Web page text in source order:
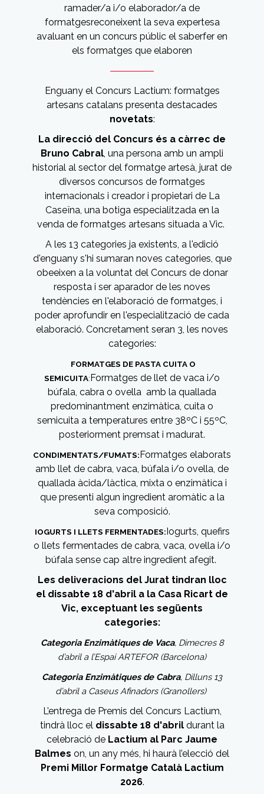
ramader/a i/o elaborador/a de
formatgesreconeixent la seva expertesa
avaluant en un concurs públic el saberfer en
els formatges que elaboren
Enguany el Concurs Lactium: formatges
artesans catalans presenta destacades
novetats:
La direcció del Concurs és a càrrec de
Bruno Cabral, una persona amb un ampli
historial al sector del formatge artesà, jurat de
diversos concursos de formatges
internacionals i creador i propietari de La
Caseïna, una botiga especialitzada en la
venda de formatges artesans situada a Vic.
A les 13 categories ja existents, a l'edició
d'enguany s'hi sumaran noves categories, que
obeeixen a la voluntat del Concurs de donar
resposta i ser aparador de les noves
tendències en l'elaboració de formatges, i
poder aprofundir en l'especialització de cada
elaboració. Concretament seran 3, les noves
categories:
FORMATGES DE PASTA CUITA O
SEMICUITA:Formatges de llet de vaca i/o
búfala, cabra o ovella amb la quallada
predominantment enzimàtica, cuita o
semicuita a temperatures entre 38ºC i 55ºC,
posteriorment premsat i madurat.
CONDIMENTATS/FUMATS:Formatges elaborats
amb llet de cabra, vaca, búfala i/o ovella, de
quallada àcida/làctica, mixta o enzimàtica i
que presenti algun ingredient aromàtic a la
seva composició.
IOGURTS I LLETS FERMENTADES:Iogurts, quefirs
o llets fermentades de cabra, vaca, ovella i/o
búfala sense cap altre ingredient afegit.
Les deliveracions del Jurat tindran lloc
el dissabte 18 d'abril a la Casa Ricart de
Vic, exceptuant les següents
categories:
Categoria Enzimàtiques de Vaca, Dimecres 8
d’abril a l’Espai ARTEFOR (Barcelona)
Categoria Enzimàtiques de Cabra, Dilluns 13
d’abril a Caseus Afinadors (Granollers)
L’entrega de Premis del Concurs Lactium,
tindrà lloc el dissabte 18 d'abril durant la
celebració de Lactium al Parc Jaume
Balmes on, un any més, hi haurà l’elecció del
Premi Millor Formatge Català Lactium
2026.